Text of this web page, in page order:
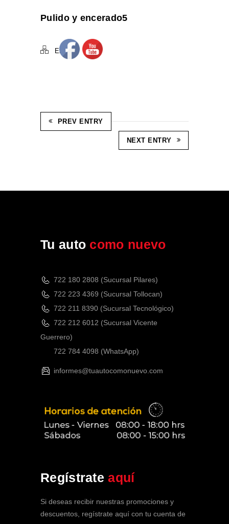
Pulido y encerado5
Exterior
PREV ENTRY
NEXT ENTRY
Tu auto como nuevo
722 180 2808 (Sucursal Pilares)
722 223 4369 (Sucursal Tollocan)
722 211 8390 (Sucursal Tecnológico)
722 212 6012 (Sucursal Vicente
Guerrero)
722 784 4098 (WhatsApp)
informes@tuautocomonuevo.com
Regístrateaquí
Si deseas recibir nuestras promociones y
descuentos, regístrate aquí con tu cuenta de
Soy tu Asistente de SPA Clínica
Vehicular